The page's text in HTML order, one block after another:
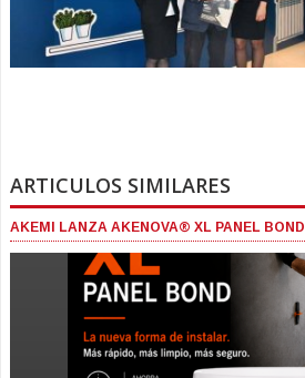
ARTICULOS SIMILARES
AKEMI LANZA AKENOVA® XL PANEL BOND